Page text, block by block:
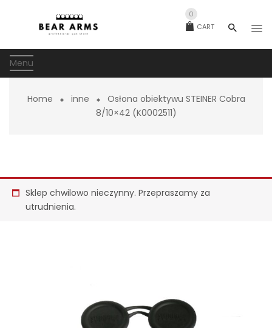
CART
0
Menu
Home inne
Osłona obiektywu STEINER Cobra
8/10×42 (K0002511)
Sklep chwilowo nieczynny. Przepraszamy za
utrudnienia.